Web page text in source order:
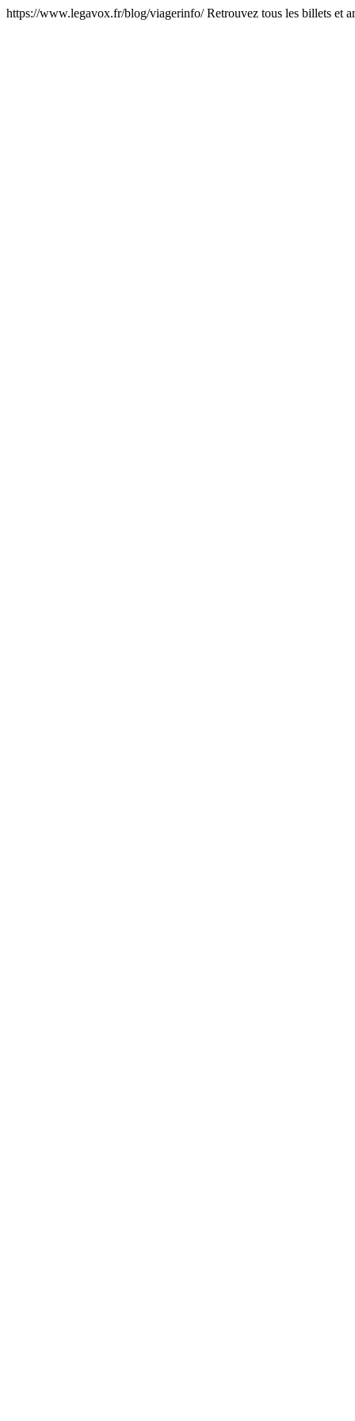
https://www.legavox.fr/blog/viagerinfo/Retrouvez tous les billets et